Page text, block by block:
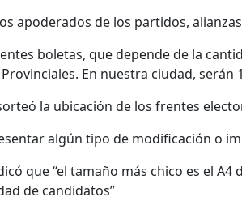
apoderados de los partidos,
boletas, que depende de la
En nuestra ciudad,
la ubicación de los frentes
algún tipo de modificación o
que “el tamaño más chico es el
de candidatos”